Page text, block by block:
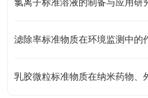
氯离子标准溶液的制备与应用研
滤除率标准物质在环境监测中的